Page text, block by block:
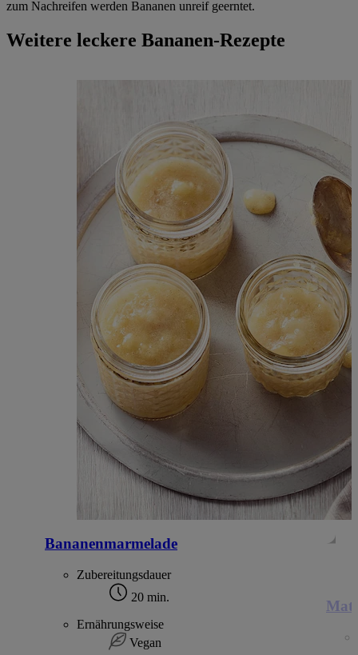
zum Nachreifen werden Bananen unreif geerntet.
Weitere leckere Bananen-Rezepte
Bananenmarmelade
Zubereitungsdauer
20 min.
Ernährungsweise
Vegan